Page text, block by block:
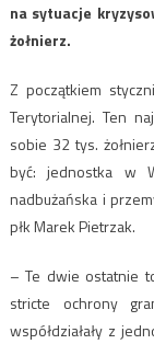
na sytuacje
żołnierz.
Z początkiem
Terytorialnej. Ten
sobie 32 tys.
być: jednostka w
nadbużańska i
płk Marek Pietrzak.
– Te dwie ostatnie
stricte ochrony
współdziałały z